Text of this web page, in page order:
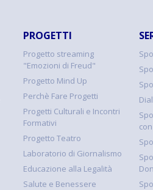
PROGETTI
Progetto streaming
"Emozioni di Freud"
Progetto Mind Up
Perchè Fare Progetti
Progetti Culturali e Incontri
Formativi
Progetto Teatro
Laboratorio di Giornalismo
Educazione alla Legalità
Salute e Benessere